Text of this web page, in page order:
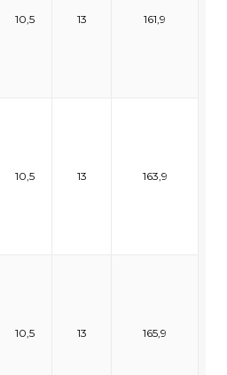
10,5 13 161,9
10,5 13 163,9
10,5 13 165,9